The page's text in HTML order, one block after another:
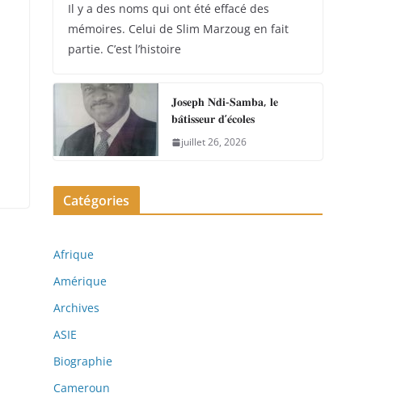
Il y a des noms qui ont été effacé des
mémoires. Celui de Slim Marzoug en fait
partie. C’est l’histoire
𝐉𝐨𝐬𝐞𝐩𝐡 𝐍𝐝𝐢-𝐒𝐚𝐦𝐛𝐚, 𝐥𝐞
𝐛𝐚̂𝐭𝐢𝐬𝐬𝐞𝐮𝐫 𝐝’𝐞́𝐜𝐨𝐥𝐞𝐬
juillet 26, 2026
Catégories
Afrique
Amérique
Archives
ASIE
Biographie
Cameroun